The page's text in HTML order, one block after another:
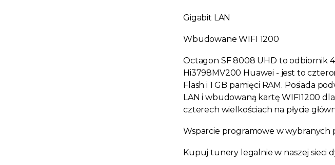
Gigabit LAN
Wbudowane WIFI 1200
Octagon SF 8008 UHD to odbiornik
Hi3798MV200 Huawei - jest to
Flash i 1 GB pamięci RAM. Posiada
LAN i wbudowaną kartę WIFI1200
czterech wielkościach na płycie
Wsparcie programowe w wybranych
Kupuj tunery legalnie w naszej sieci